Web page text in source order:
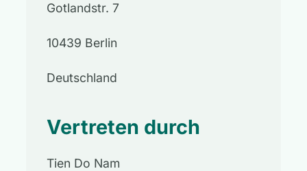
Gotlandstr. 7
10439 Berlin
Deutschland
Vertreten durch
Tien Do Nam